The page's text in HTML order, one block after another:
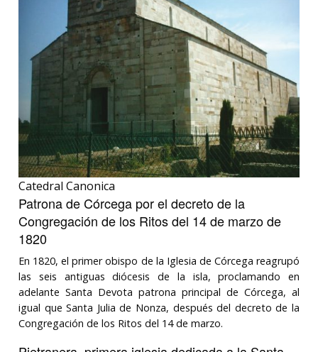
Catedral Canonica
Patrona de Córcega por el decreto de la
Congregación de los Ritos del 14 de marzo de
1820
En 1820, el primer obispo de la Iglesia de Córcega reagrupó
las seis antiguas diócesis de la isla, proclamando en
adelante Santa Devota patrona principal de Córcega, al
igual que Santa Julia de Nonza, después del decreto de la
Congregación de los Ritos del 14 de marzo.